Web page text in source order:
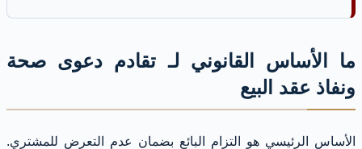
ما الأساس القانوني لـ تقادم دعوى صحة
ونفاذ عقد البيع
الأساس الرئيسي هو التزام البائع بضمان عدم التعرض للمشتري.